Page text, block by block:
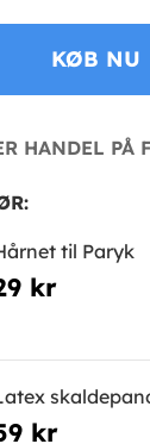
KØB NU
HANDEL PÅ
til Paryk
kr
kr